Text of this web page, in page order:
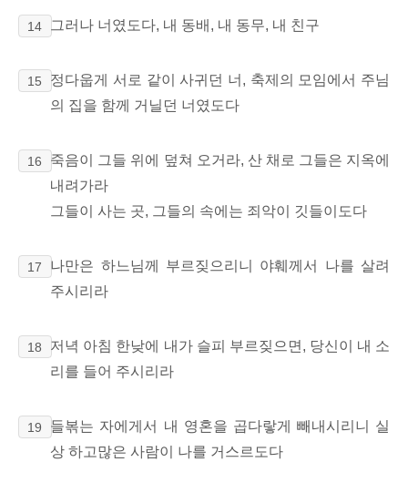
14 그러나 너였도다, 내 동배, 내 동무, 내 친구
15
정다웁게 서로 같이 사귀던 너, 축제의 모임에서 주님
의 집을 함께 거닐던 너였도다
16
죽음이 그들 위에 덮쳐 오거라, 산 채로 그들은 지옥에
내려가라
그들이 사는 곳, 그들의 속에는 죄악이 깃들이도다
17
나만은 하느님께 부르짖으리니 야훼께서 나를 살려
주시리라
18
저녁 아침 한낮에 내가 슬피 부르짖으면, 당신이 내 소
리를 들어 주시리라
19
들볶는 자에게서 내 영혼을 곱다랗게 빼내시리니 실
상 하고많은 사람이 나를 거스르도다